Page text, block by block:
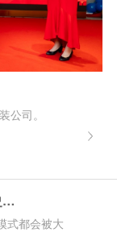
公司。
…
式都会被大